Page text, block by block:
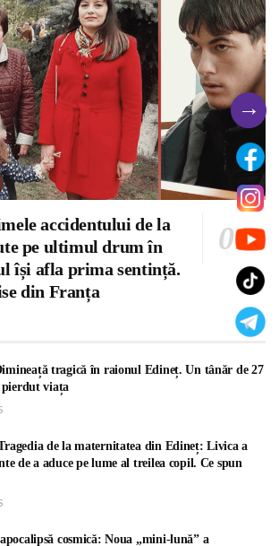
accidentului de la
pe ultimul drum în
își afla prima sentință.
din Franța
tragică în raionul Edineț. Un tânăr de 27
pierdut viața
de la maternitatea din Edineț: Livica a
de a aduce pe lume al treilea copil. Ce spun
cosmică: Noua „mini-lună” a
→